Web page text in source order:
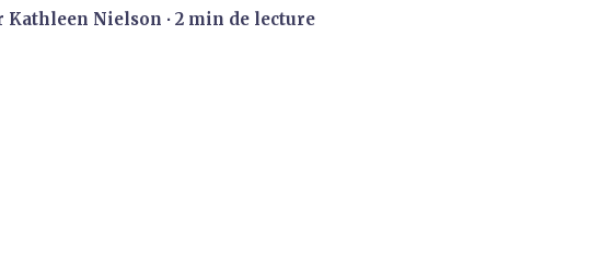
Kathleen Nielson ∙ 2 min de lecture